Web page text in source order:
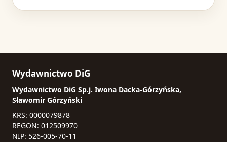
Wydawnictwo DiG
Wydawnictwo DiG Sp.j. Iwona Dacka-Górzyńska,
Sławomir Górzyński
KRS: 0000079878
REGON: 012509970
NIP: 526-005-70-11